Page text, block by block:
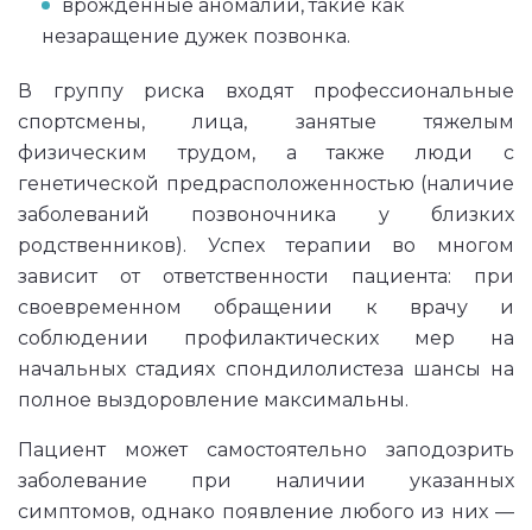
врождённые аномалии, такие как
незаращение дужек позвонка.
В группу риска входят профессиональные
спортсмены, лица, занятые тяжелым
физическим трудом, а также люди с
генетической предрасположенностью (наличие
заболеваний позвоночника у близких
родственников). Успех терапии во многом
зависит от ответственности пациента: при
своевременном обращении к врачу и
соблюдении профилактических мер на
начальных стадиях спондилолистеза шансы на
полное выздоровление максимальны.
Пациент может самостоятельно заподозрить
заболевание при наличии указанных
симптомов, однако появление любого из них —